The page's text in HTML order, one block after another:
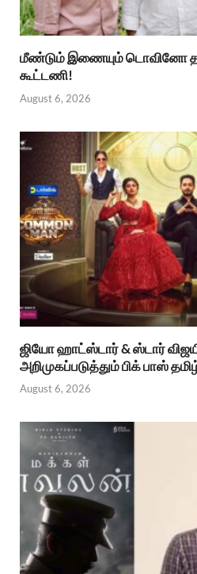
மீண்டும் இணையும் டொவினோ
கூட்டணி!
August 6, 2026
ஜியோ ஹாட்ஸ்டார் & ஸ்டார்
அறிமுகப்படுத்தும் பிக் பாஸ்
August 6, 2026